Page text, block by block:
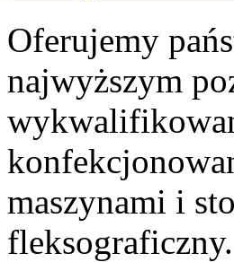
Oferujemy
najwyższym
maszynami i